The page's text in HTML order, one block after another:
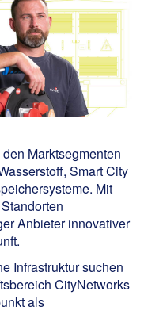
Marktsegmenten
Smart City
Mit
Anbieter innovativer
Infrastruktur suchen
CityNetworks
als